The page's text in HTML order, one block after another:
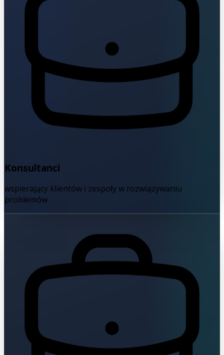
Konsultanci
wspierający klientów i zespoły w rozwiązywaniu
problemów